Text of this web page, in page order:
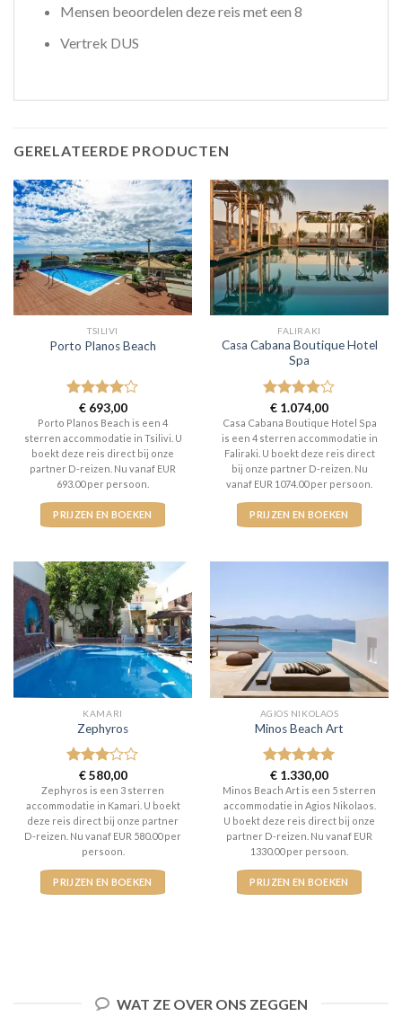
Mensen beoordelen deze reis met een 8
Vertrek DUS
GERELATEERDE PRODUCTEN
TSILIVI
Porto Planos Beach
Gewaardeerd
4uit 5
€693,00
Porto Planos Beach is een 4
sterren accommodatie in Tsilivi. U
boekt deze reis direct bij onze
partner D-reizen. Nu vanaf EUR
693.00 per persoon.
PRIJZEN EN BOEKEN
FALIRAKI
Casa Cabana Boutique Hotel
Spa
Gewaardeerd
4uit 5
€ 1.074,00
Casa Cabana Boutique Hotel Spa
is een 4 sterren accommodatie in
Faliraki. U boekt deze reis direct
bij onze partner D-reizen. Nu
vanaf EUR 1074.00 per persoon.
PRIJZEN EN BOEKEN
KAMARI
Zephyros
Gewaardeerd
3uit 5
€580,00
Zephyros is een 3 sterren
accommodatie in Kamari. U boekt
deze reis direct bij onze partner
D-reizen. Nu vanaf EUR 580.00 per
persoon.
PRIJZEN EN BOEKEN
AGIOS NIKOLAOS
Minos Beach Art
Gewaardeerd
5uit 5
€ 1.330,00
Minos Beach Art is een 5 sterren
accommodatie in Agios Nikolaos.
U boekt deze reis direct bij onze
partner D-reizen. Nu vanaf EUR
1330.00 per persoon.
PRIJZEN EN BOEKEN
WAT ZE OVER ONS ZEGGEN